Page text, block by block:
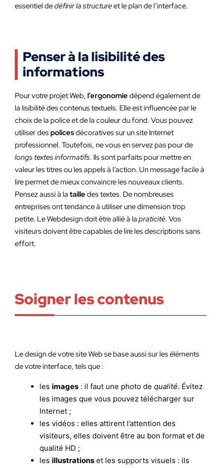
essentiel dedéfinir la structureet le plan de l’interface.
Penser à la lisibilité des
informations
Pour votre projet Web, l’ergonomiedépend également de
la lisibilité des contenus textuels. Elle est influencée par le
choix de la police et de la couleur du fond. Vous pouvez
utiliser despolicesdécoratives sur un site Internet
professionnel. Toutefois, ne vous en servez pas pour de
longs textes informatifs. Ils sont parfaits pour mettre en
valeur les titres ou les appels à l’action. Un message facile à
lire permet de mieux convaincre les nouveaux clients.
Pensez aussi à la tailledes textes. De nombreuses
entreprises ont tendance à utiliser une dimension trop
petite. Le Webdesign doit être allié à la praticité. Vos
visiteurs doivent être capables de lire les descriptions sans
effort.
Soigner les contenus
Le design de votre site Web se base aussi sur les éléments
de votre interface, tels que :
les images : il faut une photo de qualité. Évitez
les images que vous pouvez télécharger sur
Internet ;
les vidéos : elles attirent l’attention des
visiteurs, elles doivent être au bon format et de
qualité HD ;
les illustrations et les supports visuels : ils